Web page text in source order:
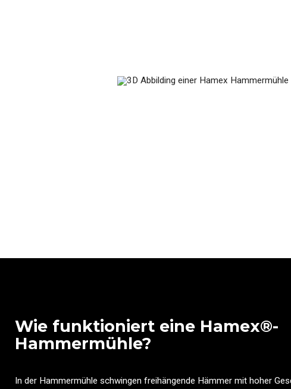
Wie funktioniert eine Hamex®-
Hammermühle?
In der Hammermühle schwingen freihängende Hämmer mit hoher